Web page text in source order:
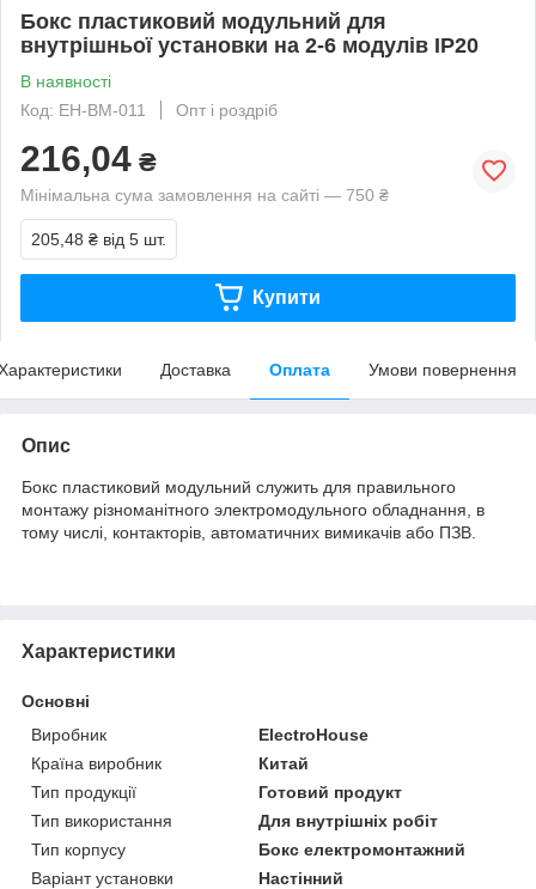
Бокс пластиковий модульний для
внутрішньої установки на 2-6 модулів IP20
В наявності
Код: EH-BM-011
Опт і роздріб
216,04 ₴
Мінімальна сума замовлення на сайті — 750 ₴
205,48 ₴ від 5 шт.
Купити
Доставка Оплата Умови повернення
Опис
Бокс пластиковий модульний служить для правильного
монтажу різноманітного электромодульного обладнання, в
тому числі, контакторів, автоматичних вимикачів або ПЗВ.
Характеристики
Основні
Виробник
ElectroHouse
Країна виробник
Китай
Тип продукції
Готовий продукт
Тип використання
Для внутрішніх робіт
Тип корпусу
Бокс електромонтажний
Варіант установки
Настінний